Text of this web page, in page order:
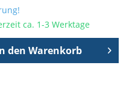
ca. 1-3 Werktage
den Warenkorb